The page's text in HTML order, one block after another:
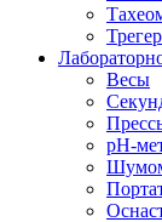
Весы
pH-